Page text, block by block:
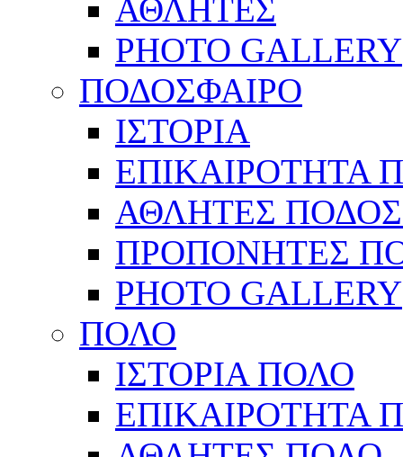
ΑΘΛΗΤΕΣ
PHOTO GALLERY
ΠΟΔΟΣΦΑΙΡΟ
ΙΣΤΟΡΙΑ
ΕΠΙΚΑΙΡΟΤΗΤΑ
ΑΘΛΗΤΕΣ
ΠΡΟΠΟΝΗΤΕΣ
PHOTO GALLERY
ΠΟΛΟ
ΙΣΤΟΡΙΑ ΠΟΛΟ
ΕΠΙΚΑΙΡΟΤΗΤΑ